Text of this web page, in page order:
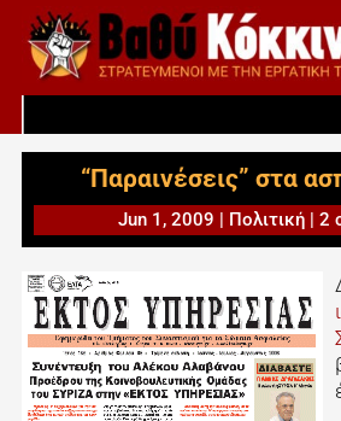
“Παραινέσεις” στα
Jun 1, 2009 | Πολιτική | 2